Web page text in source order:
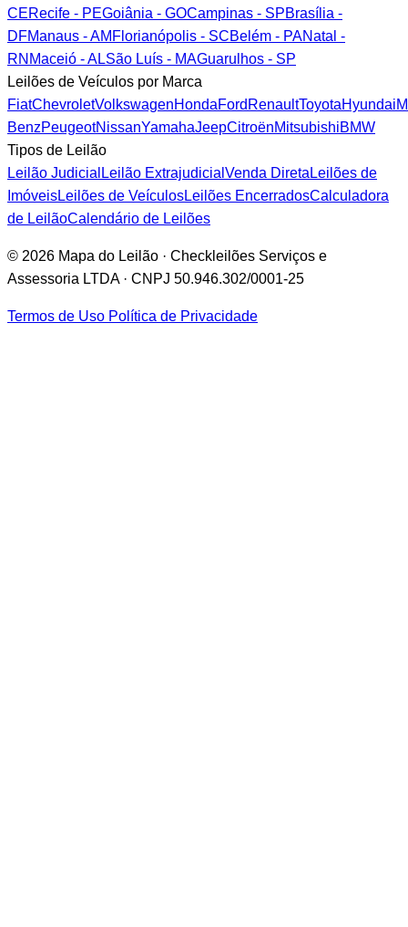
CERecife - PEGoiânia - GOCampinas - SPBrasília -
DFManaus - AM Florianópolis - SCBelém - PANatal -
RN Maceió - ALSão Luís - MAGuarulhos - SP
Leilões de Veículos por Marca
FiatChevroletVolkswagenHondaFord RenaultToyotaHyundai
BenzPeugeotNissanYamahaJeepCitroënMitsubishiBMW
Tipos de Leilão
Leilão Judicial Leilão Extrajudicial Venda Direta Leilões de
ImóveisLeilões de VeículosLeilões EncerradosCalculadora
de LeilãoCalendário de Leilões
© 2026 Mapa do Leilão · Checkleilões Serviços e
Assessoria LTDA · CNPJ 50.946.302/0001-25
Termos de Uso Política de Privacidade